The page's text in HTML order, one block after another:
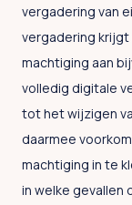
vergadering van
vergadering
machtiging aan
volledig digitale
tot het wijzigen
daarmee
machtiging in te
in welke gevallen